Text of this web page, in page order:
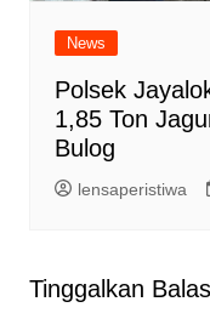
News
Polsek
1,85 Ton
Bulog
lensaperistiwa
Tinggalkan